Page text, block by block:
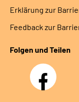
Erklärung zur
Feedback zur
Folgen und Teilen
Facebook